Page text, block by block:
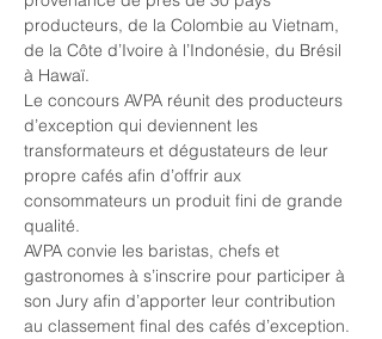
producteurs, de la Colombie au Vietnam,
de la Côte d’Ivoire à l’Indonésie, du Brésil
à Hawaï.
Le concours AVPA réunit des producteurs
d’exception qui deviennent les
transformateurs et dégustateurs de leur
propre cafés afin d’offrir aux
consommateurs un produit fini de grande
qualité.
AVPA convie les baristas, chefs et
gastronomes à s’inscrire pour participer à
son Jury afin d’apporter leur contribution
au classement final des cafés d’exception.